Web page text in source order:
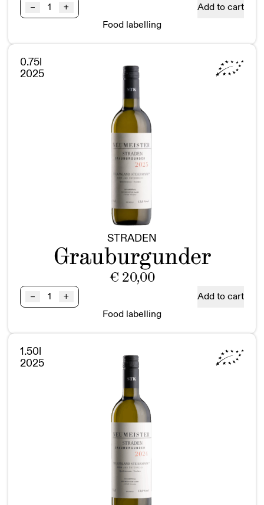
–
Sauvignon
Blanc
BIO
Steiermark
DAC
+
Add to cart
Food labelling
0.75l
2025
STRADEN
Grauburgunder
€ 20,00
–
Grauburgunder
STRADEN
Vulkanland
DAC
quantity
+
Add to cart
Food labelling
1.50l
2025